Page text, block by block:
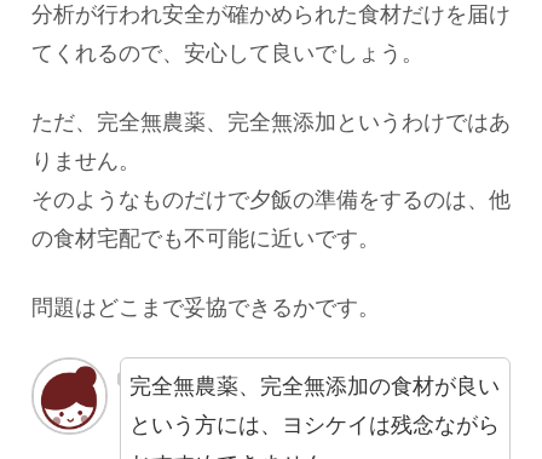
分析が行われ安全が確かめられた食材だけを届け
てくれるので、安心して良いでしょう。
ただ、完全無農薬、完全無添加というわけではあ
りません。
そのようなものだけで夕飯の準備をするのは、他
の食材宅配でも不可能に近いです。
問題はどこまで妥協できるかです。
完全無農薬、完全無添加の食材が良い
という方には、ヨシケイは残念ながら